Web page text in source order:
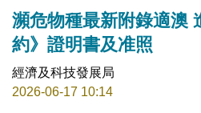
瀕危物種最新附錄適澳
約》證明書及准照
經濟及科技發展局
2026-06-17 10:14